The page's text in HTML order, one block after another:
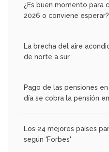
¿Es buen momento para
2026 o conviene esperar?
La brecha del aire
de norte a sur
Pago de las pensiones
día se cobra la pensión
Los 24 mejores países
según 'Forbes'